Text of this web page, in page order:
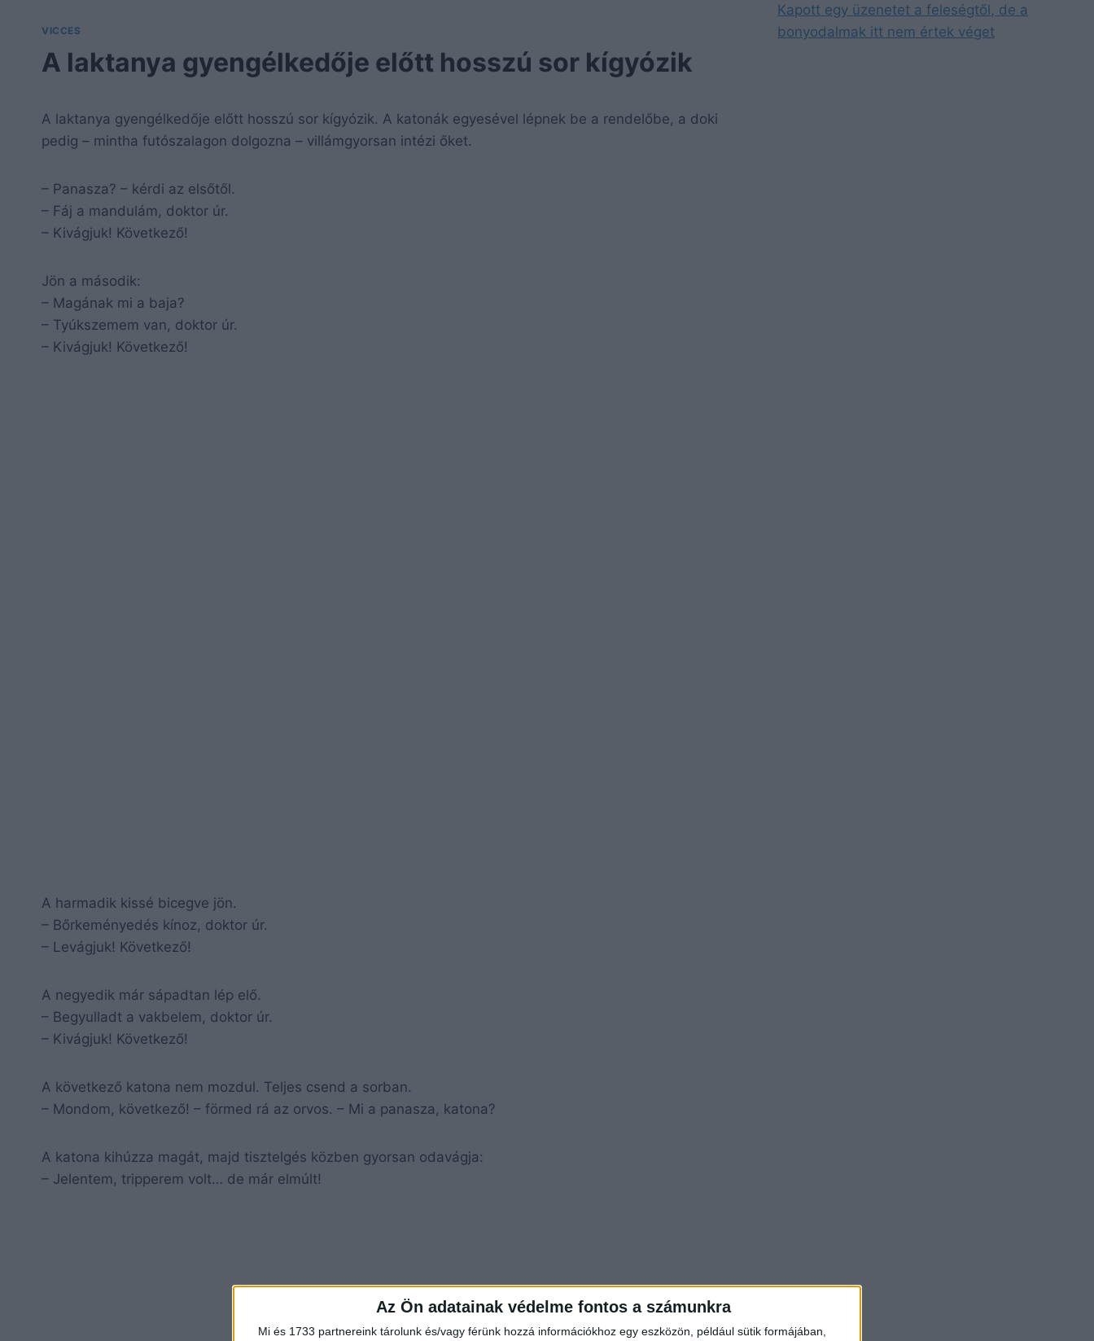
Az Ön adatainak védelme fontos a számunkra
Mi és 1733 partnereink tárolunk és/vagy férünk hozzá információkhoz egy eszközön, például sütik formájában,
VICCES
A laktanya gyengélkedője előtt hosszú sor kígyózik
A laktanya gyengélkedője előtt hosszú sor kígyózik. A katonák egyesével lépnek be a rendelőbe, a doki
pedig – mintha futószalagon dolgozna – villámgyorsan intézi őket.
– Panasza? – kérdi az elsőtől.
– Fáj a mandulám, doktor úr.
– Kivágjuk! Következő!
Jön a második:
– Magának mi a baja?
– Tyúkszemem van, doktor úr.
– Kivágjuk! Következő!
A harmadik kissé bicegve jön.
– Bőrkeményedés kínoz, doktor úr.
– Levágjuk! Következő!
A negyedik már sápadtan lép elő.
– Begyulladt a vakbelem, doktor úr.
– Kivágjuk! Következő!
A következő katona nem mozdul. Teljes csend a sorban.
– Mondom, következő! – förmed rá az orvos. – Mi a panasza, katona?
A katona kihúzza magát, majd tisztelgés közben gyorsan odavágja:
– Jelentem, tripperem volt… de már elmúlt!
Kapott egy üzenetet a feleségtől, de a
bonyodalmak itt nem értek véget